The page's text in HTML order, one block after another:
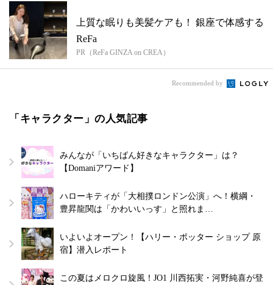
上質な眠りも美髪ケアも！ 銀座で体感する
ReFa
PR（ReFa GINZA on CREA）
Recommended by
「キャラクター」の人気記事
みんなが「いちばん好きなキャラクター」は？
【Domaniアワード】
ハローキティが「大相撲ロンドン公演」へ！横綱・
豊昇龍関は「かわいいっす」と照れま…
いよいよオープン！【ハリー・ポッター ショップ 原
宿】潜入レポート
この夏はメロクロ旋風！JO1 川西拓実・河野純喜が登